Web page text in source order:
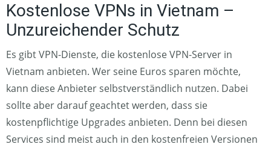
Kostenlose VPNs in Vietnam –
Unzureichender Schutz
Es gibt VPN-Dienste, die kostenlose VPN-Server in
Vietnam anbieten. Wer seine Euros sparen möchte,
kann diese Anbieter selbstverständlich nutzen. Dabei
sollte aber darauf geachtet werden, dass sie
kostenpflichtige Upgrades anbieten. Denn bei diesen
Services sind meist auch in den kostenfreien Versionen